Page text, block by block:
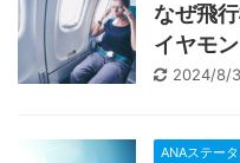
なぜ飛
イヤモ
2024/8/
ANAステー